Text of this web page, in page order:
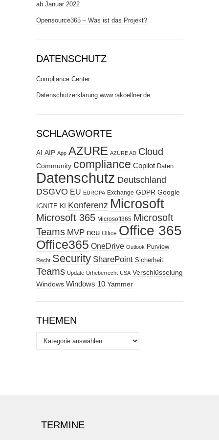
ab Januar 2022
Opensource365 – Was ist das Projekt?
DATENSCHUTZ
Compliance Center
Datenschutzerklärung www.rakoellner.de
SCHLAGWORTE
AI AIP App AZURE AZURE AD Cloud
Community compliance Copilot Daten
Datenschutz Deutschland
DSGVO EU EUROPA Exchange GDPR Google
IGNITE KI Konferenz Microsoft
Microsoft 365 Microsoft365 Microsoft
Teams MVP neu Office Office 365
Office365 OneDrive Outlook Purview
Recht Security SharePoint Sicherheit
Teams Update Urheberrecht USA Verschlüsselung
Windows Windows 10 Yammer
THEMEN
Themen
TERMINE